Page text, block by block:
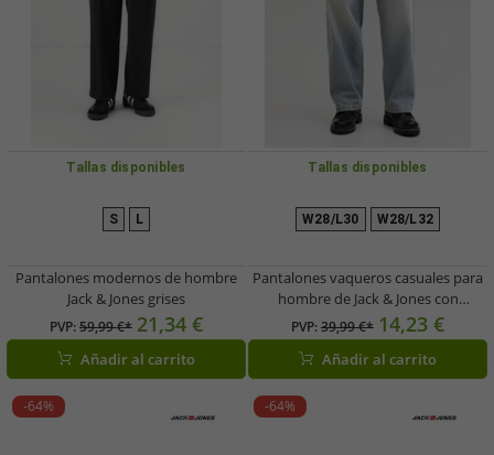
Tallas disponibles
S L
Pantalones modernos de hombre
Jack & Jones grises
PVP:59,99 €* 21,34 €
Añadir al carrito
Tallas disponibles
W28/L30 W28/L32
Pantalones vaqueros casuales para
hombre de Jack & Jones con
algodón, color azul.
PVP:39,99 €* 14,23 €
Añadir al carrito
-64% -64%